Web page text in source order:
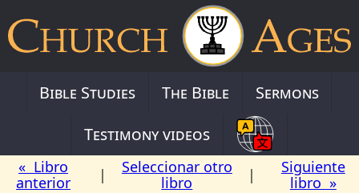
Bible Studies The Bible
Sermons
Testimony videos
« Libro
anterior
|
Seleccionar otro
libro
|
Siguiente
libro »